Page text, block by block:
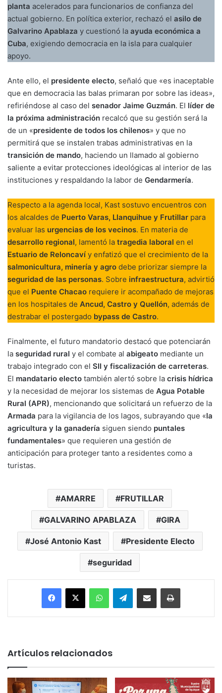
planta acelerados para funcionarios de confianza del
actual gobierno. En política exterior, rechazó el asilo de
Galvarino Apablaza y cuestionó la ayuda económica a
Cuba, exigiendo democracia en la isla para cualquier
apoyo.
Ante ello, el presidente electo, señaló que «es inaceptable
que en democracia las balas primaran por sobre las ideas»,
refiriéndose al caso del senador Jaime Guzmán. El líder de
la próxima administración recalcó que su gestión será la
de un «presidente de todos los chilenos» y que no
permitirá que se instalen trabas administrativas en la
transición de mando, haciendo un llamado al gobierno
saliente a evitar protecciones ideológicas al interior de las
instituciones y respaldando la labor de Gendarmería.
Respecto a la agenda local, Kast sostuvo encuentros con
los alcaldes de Puerto Varas, Llanquihue y Frutillar para
evaluar las urgencias de los vecinos. En materia de
desarrollo regional, lamentó la tragedia laboral en el
Estuario de Reloncaví y enfatizó que el crecimiento de la
salmonicultura, minería y agro debe priorizar siempre la
seguridad de las personas. Sobre infraestructura, advirtió
que el Puente Chacao requiere ir acompañado de mejoras
en los hospitales de Ancud, Castro y Quellón, además de
destrabar el postergado bypass de Castro.
Finalmente, el futuro mandatorio destacó que potenciarán
la seguridad rural y el combate al abigeato mediante un
trabajo integrado con el SII y fiscalización de carreteras.
El mandatario electo también alertó sobre la crisis hídrica
y la necesidad de mejorar los sistemas de Agua Potable
Rural (APR), mencionando que solicitará un refuerzo de la
Armada para la vigilancia de los lagos, subrayando que «la
agricultura y la ganadería siguen siendo puntales
fundamentales» que requieren una gestión de
anticipación para proteger tanto a residentes como a
turistas.
AMARRE FRUTILLAR
GALVARINO APABLAZA GIRA
José Antonio Kast Presidente Electo
seguridad
Facebook
X WhatsAppTelegramEnviar vía email Imprimir
Artículos relacionados